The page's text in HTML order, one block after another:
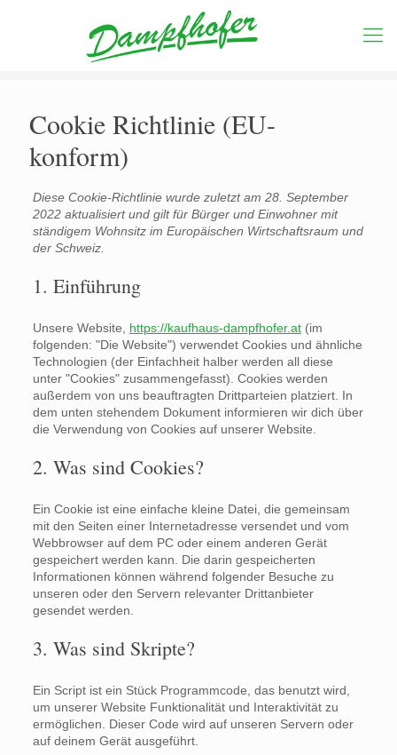
Cookie Richtlinie (EU-
konform)
Diese Cookie-Richtlinie wurde zuletzt am 28. September
2022 aktualisiert und gilt für Bürger und Einwohner mit
ständigem Wohnsitz im Europäischen Wirtschaftsraum und
der Schweiz.
1. Einführung
Unsere Website, https://kaufhaus-dampfhofer.at(im
folgenden: "Die Website") verwendet Cookies und ähnliche
Technologien (der Einfachheit halber werden all diese
unter "Cookies" zusammengefasst). Cookies werden
außerdem von uns beauftragten Drittparteien platziert. In
dem unten stehendem Dokument informieren wir dich über
die Verwendung von Cookies auf unserer Website.
2. Was sind Cookies?
Ein Cookie ist eine einfache kleine Datei, die gemeinsam
mit den Seiten einer Internetadresse versendet und vom
Webbrowser auf dem PC oder einem anderen Gerät
gespeichert werden kann. Die darin gespeicherten
Informationen können während folgender Besuche zu
unseren oder den Servern relevanter Drittanbieter
gesendet werden.
3. Was sind Skripte?
Ein Script ist ein Stück Programmcode, das benutzt wird,
um unserer Website Funktionalität und Interaktivität zu
ermöglichen. Dieser Code wird auf unseren Servern oder
auf deinem Gerät ausgeführt.